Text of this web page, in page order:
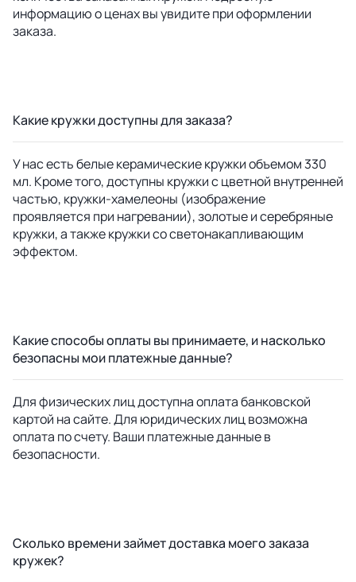
информацию о ценах вы увидите при оформлении
заказа.
Какие кружки доступны для заказа?
У нас есть белые керамические кружки объемом 330
мл. Кроме того, доступны кружки с цветной внутренней
частью, кружки-хамелеоны (изображение
проявляется при нагревании), золотые и серебряные
кружки, а также кружки со светонакапливающим
эффектом.
Какие способы оплаты вы принимаете, и насколько
безопасны мои платежные данные?
Для физических лиц доступна оплата банковской
картой на сайте. Для юридических лиц возможна
оплата по счету. Ваши платежные данные в
безопасности.
Сколько времени займет доставка моего заказа
кружек?